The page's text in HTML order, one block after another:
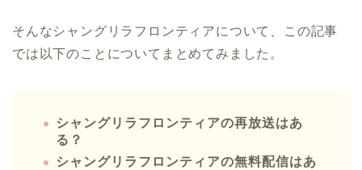
そんなシャングリラフロンティアについて、この記事
では以下のことについてまとめてみました。
シャングリラフロンティアの再放送はあ
る？
シャングリラフロンティアの無料配信はあ